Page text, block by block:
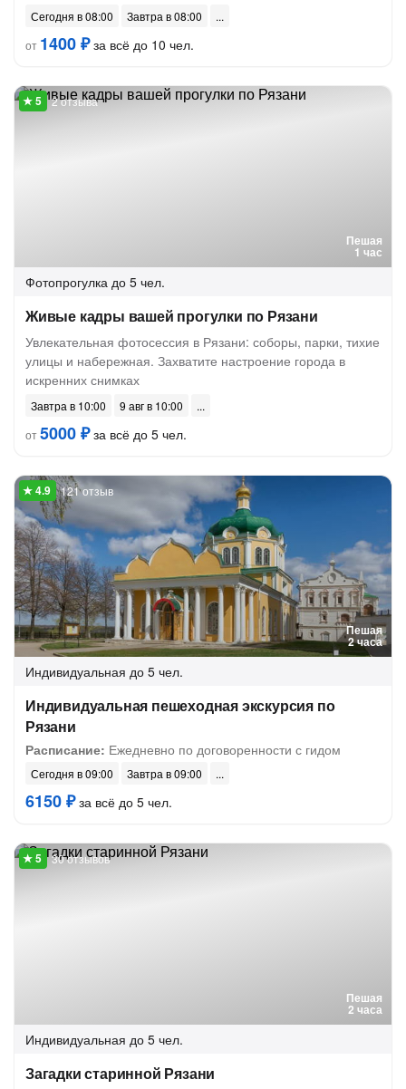
Сегодня в 08:00
Завтра в 08:00
от 1400 ₽за всё до 10 чел.
Пешая
1 час
2 отзыва
Фотопрогулка до 5 чел.
Живые кадры вашей прогулки по Рязани
Увлекательная фотосессия в Рязани: соборы, парки, тихие
улицы и набережная. Захватите настроение города в
искренних снимках
Завтра в 10:00
9 авг в 10:00
от5000 ₽за всё до 5 чел.
Пешая
2 часа
121 отзыв
Индивидуальная до 5 чел.
Индивидуальная пешеходная экскурсия по
Рязани
Расписание: Ежедневно по договоренности с гидом
Сегодня в 09:00 Завтра в 09:00
6150 ₽за всё до 5 чел.
Пешая
2 часа
30 отзывов
Индивидуальная до 5 чел.
Загадки старинной Рязани